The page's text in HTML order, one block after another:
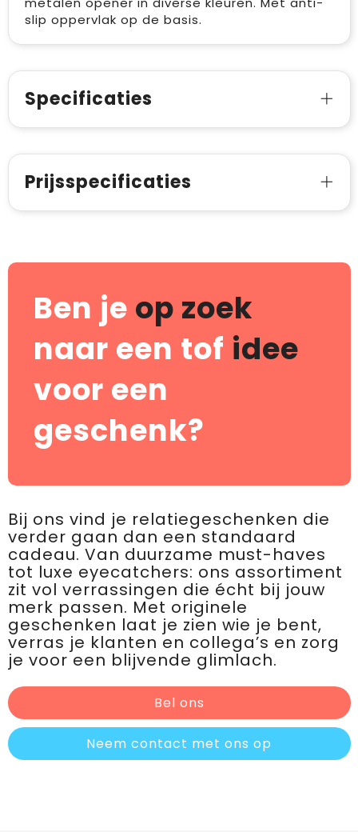
slip oppervlak op de basis.
Specificaties
Prijsspecificaties
Ben je op zoek
naar een tof idee
voor een
geschenk?
Bij ons vind je relatiegeschenken die
verder gaan dan een standaard
cadeau. Van duurzame must-haves
tot luxe eyecatchers: ons assortiment
zit vol verrassingen die écht bij jouw
merk passen. Met originele
geschenken laat je zien wie je bent,
verras je klanten en collega’s en zorg
je voor een blijvende glimlach.
Bel ons
Neem contact met ons op